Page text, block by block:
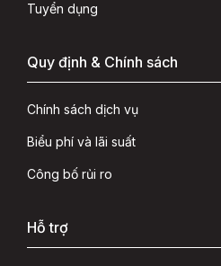
Tuyển dụng
Quy định & Chính sách
Chính sách dịch vụ
Biểu phí và lãi suất
Công bố rủi ro
Hỗ trợ